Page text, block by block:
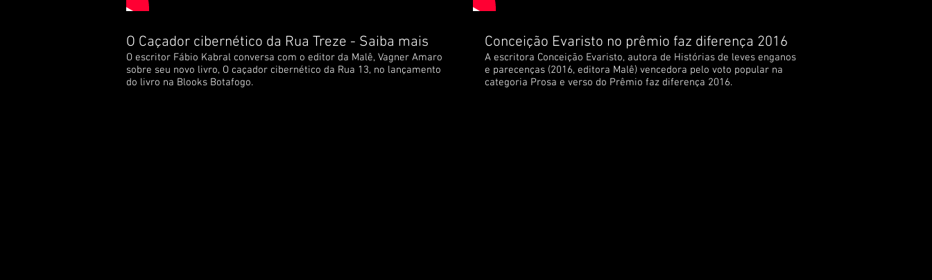
O Caçador cibernético da Rua Treze - Saiba mais
O escritor Fábio Kabral conversa com o editor da Malê, Vagner Amaro
sobre seu novo livro, O caçador cibernético da Rua 13, no lançamento
do livro na Blooks Botafogo.
Conceição Evaristo no prêmio faz diferença 2016
A escritora Conceição Evaristo, autora de Histórias de leves enganos
e parecenças (2016, editora Malê) vencedora pelo voto popular na
categoria Prosa e verso do Prêmio faz diferença 2016.